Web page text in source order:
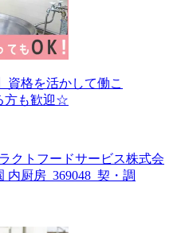
資格を活かして働こ
方も歓迎☆
クトフードサービス株式会
厨房_369048_契・調